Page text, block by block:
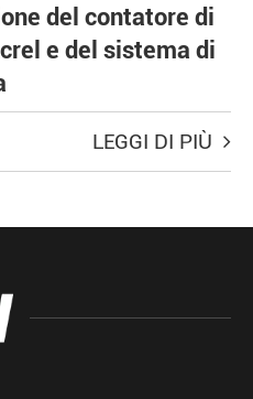
del contatore di
e del sistema di
LEGGI DI PIÙ